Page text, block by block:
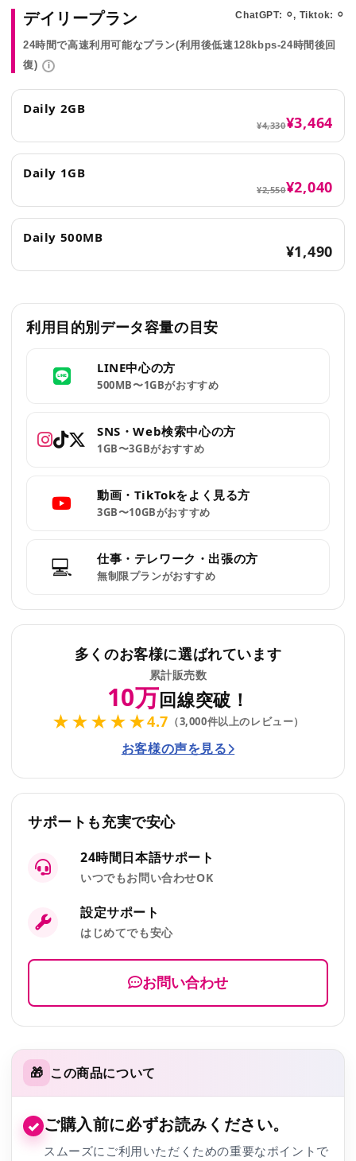
デイリープラン ChatGPT: ⚪︎, Tiktok: ⚪︎
24時間で高速利用可能なプラン(利用後低速128kbps-24時間後回
復)
i
Daily 2GB
¥4,330¥3,464
Daily 1GB
¥2,550¥2,040
Daily 500MB
¥1,490
利用目的別データ容量の目安
LINE中心の方
500MB〜1GBがおすすめ
SNS・Web検索中心の方
1GB〜3GBがおすすめ
動画・TikTokをよく見る方
3GB〜10GBがおすすめ
💻 仕事・テレワーク・出張の方
無制限プランがおすすめ
多くのお客様に選ばれています
累計販売数
10万回線突破！
★★★★★4.7 （3,000件以上のレビュー）
お客様の声を見る
サポートも充実で安心
24時間日本語サポート
いつでもお問い合わせOK
設定サポート
はじめてでも安心
お問い合わせ
🎁 この商品について
✓ ご購入前に必ずお読みください。
スムーズにご利用いただくための重要なポイントで